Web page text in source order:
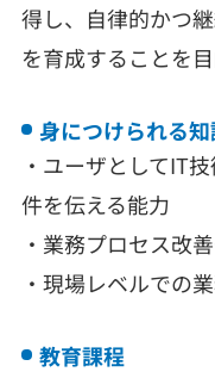
得し、自律的かつ
を育成することを目
身につけられる
・ユーザとしてIT
件を伝える能力
・業務プロセス改
・現場レベルでの
教育課程